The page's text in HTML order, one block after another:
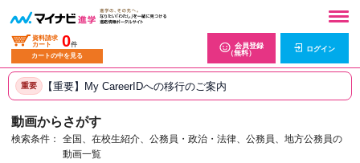
資料請求
カート
0件
カートの中を見る
会員登録
（無料）
ログイン
重要 【重要】My CareerIDへの移行のご案内
動画からさがす
検索条件：
全国、在校生紹介、公務員・政治・法律、公務員、地方公務員の
動画一覧